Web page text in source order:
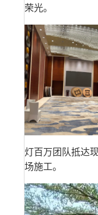
荣光。
灯百万团队抵达
场施工。